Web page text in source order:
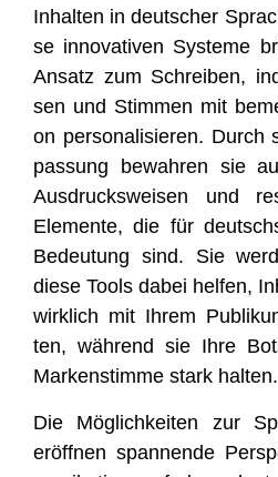
Inhal­ten in deut­scher
se inno­va­ti­ven Sys­te­me
Ansatz zum Schrei­ben,
sen und Stim­men mit
on per­so­na­li­sie­ren. Durch
pas­sung bewah­ren sie
Aus­drucks­wei­sen und
Ele­men­te, die für
Bedeu­tung sind. Sie
die­se Tools dabei hel­fen,
wirk­lich mit Ihrem
ten, wäh­rend sie Ihre
Mar­ken­stim­me stark halten.
Die Mög­lich­kei­ten zur
eröff­nen span­nen­de